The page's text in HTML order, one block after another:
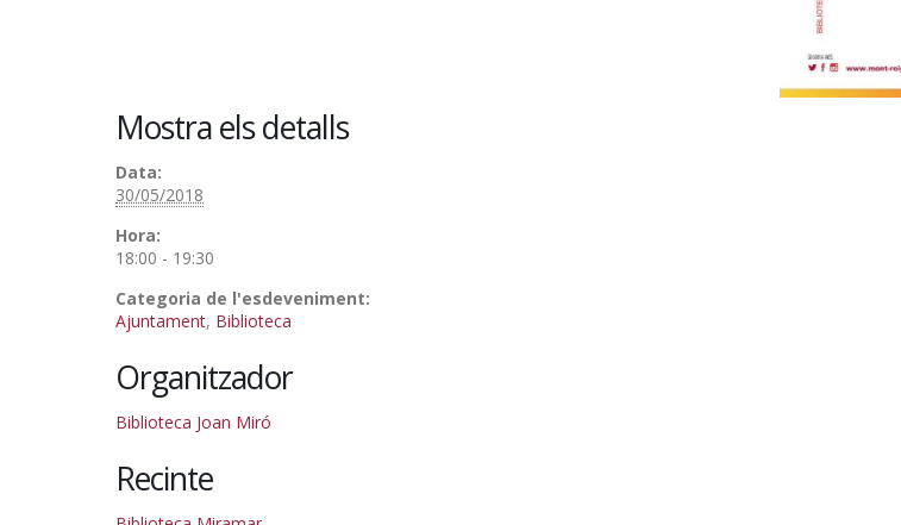
Mostra els detalls
Data:
30/05/2018
Hora:
18:00 - 19:30
Categoria de l'esdeveniment:
Ajuntament, Biblioteca
Organitzador
Biblioteca Joan Miró
Recinte